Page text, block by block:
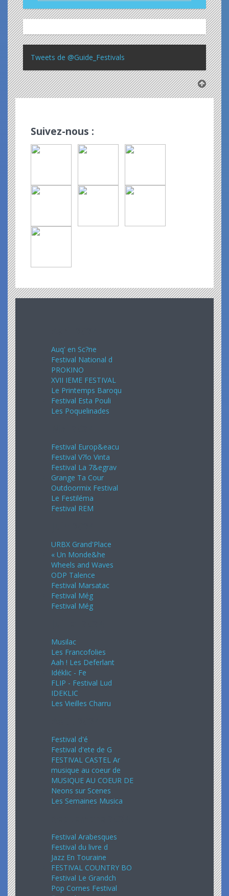
Tweets de @Guide_Festivals
Suivez-nous :
Auq' en Sc?ne
Festival National d
PROKINO
XVII IEME FESTIVAL
Le Printemps Baroqu
Festival Esta Pouli
Les Poquelinades
Festival Europ&eacu
Festival V?lo Vinta
Festival La 7&egrav
Grange Ta Cour
Outdoormix Festival
Le Festiléma
Festival REM
URBX Grand'Place
« Un Monde&he
Wheels and Waves
ODP Talence
Festival Marsatac
Festival Még
Festival Még
Musilac
Les Francofolies
Aah ! Les Deferlant
Idéklic - Fe
FLIP - Festival Lud
IDEKLIC
Les Vieilles Charru
Festival d'é
Festival d'ete de G
FESTIVAL CASTEL Ar
musique au coeur de
MUSIQUE AU COEUR DE
Neons sur Scenes
Les Semaines Musica
Festival Arabesques
Festival du livre d
Jazz En Touraine
FESTIVAL COUNTRY BO
Festival Le Grandch
Pop Cornes Festival